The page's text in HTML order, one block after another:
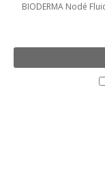
BIODERMA Nodé